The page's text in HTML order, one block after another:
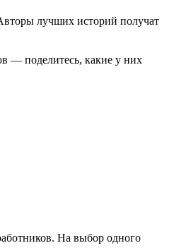
лучших историй получат
— поделитесь, какие у них
На выбор одного